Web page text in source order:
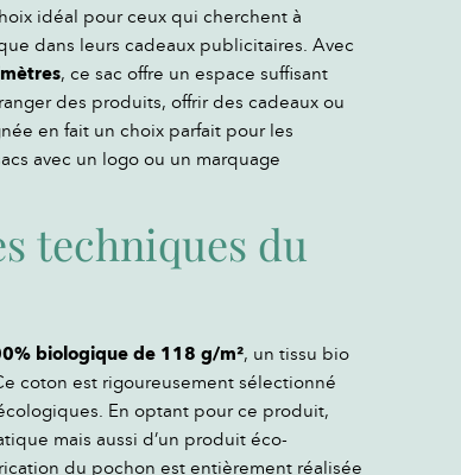
idéal pour ceux qui cherchent à
dans leurs cadeaux publicitaires. Avec
, ce sac offre un espace suffisant
des produits, offrir des cadeaux ou
en fait un choix parfait pour les
avec un logo ou un marquage
techniques du
biologique de 118 g/m², un tissu bio
coton est rigoureusement sélectionné
En optant pour ce produit,
mais aussi d’un produit éco-
du pochon est entièrement réalisée